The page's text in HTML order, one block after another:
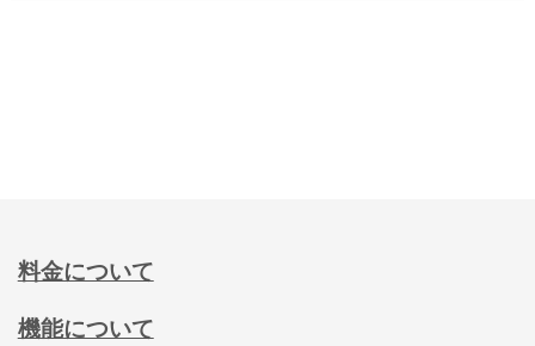
料金について
機能について